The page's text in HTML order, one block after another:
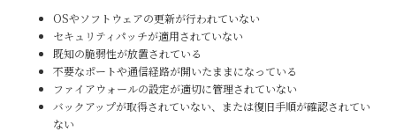
OSやソフトウェアの更新が行われていない
セキュリティパッチが適用されていない
既知の脆弱性が放置されている
不要なポートや通信経路が開いたままになっている
ファイアウォールの設定が適切に管理されていない
バックアップが取得されていない、または復旧手順が確認されてい
ない